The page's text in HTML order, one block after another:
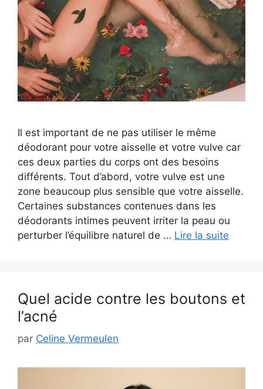
Il est important de ne pas utiliser le même
déodorant pour votre aisselle et votre vulve car
ces deux parties du corps ont des besoins
différents. Tout d’abord, votre vulve est une
zone beaucoup plus sensible que votre aisselle.
Certaines substances contenues dans les
déodorants intimes peuvent irriter la peau ou
perturber l’équilibre naturel de … Lire la suite
Quel acide contre les boutons et
l’acné
par Celine Vermeulen